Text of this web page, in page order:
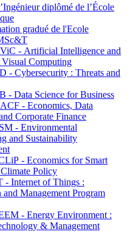
diplômé de l’École
gradué de l'Ecole
- Artificial Intelligence and
Computing
- Cybersecurity : Threats and
- Data Science for Business
- Economics, Data
Corporate Finance
- Environmental
and Sustainability
- Economics for Smart
Policy
- Internet of Things :
Management Program
- Energy Environment :
& Management